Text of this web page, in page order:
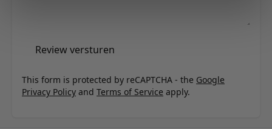
Review versturen
This form is protected by reCAPTCHA - the Google
Privacy Policy and Terms of Service apply.